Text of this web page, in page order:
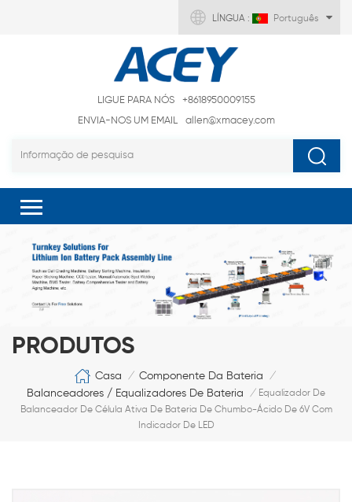
LÍNGUA : Português
LIGUE PARA NÓS
+8618950009155
ENVIA-NOS UM EMAIL
allen@xmacey.com
PRODUTOS
Casa / Componente Da Bateria /
Balanceadores / Equalizadores De Bateria / Equalizador De
Balanceador De Célula Ativa De Bateria De Chumbo-Ácido De 6V Com
Indicador De LED